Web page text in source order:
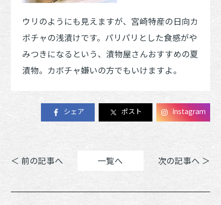
ウリのようにも見えますが、宮崎特産の日向カ
ボチャの浅漬けです。パリパリとした食感がや
みつきになるという、漬物屋さんおすすめの夏
漬物。カボチャ嫌いの方でもいけますよ。
シェア ポスト Instagram
＜ 前の記事へ 一覧へ 次の記事へ ＞